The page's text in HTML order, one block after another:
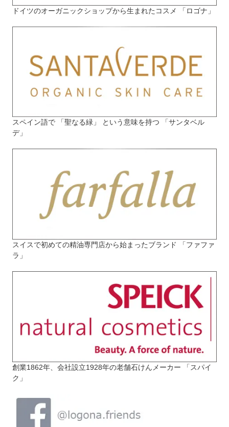
ドイツのオーガニックショップから生まれたコスメ 「ロゴナ」
スペイン語で 「聖なる緑」 という意味を持つ 「サンタベル
デ」
スイスで初めての精油専門店から始まったブランド 「ファファ
ラ」
創業1862年、会社設立1928年の老舗石けんメーカー 「スパイ
ク」